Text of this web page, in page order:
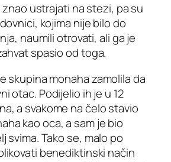
znao ustrajati na stezi, pa su
kojima nije bilo do
naumili otrovati, ali ga je
spasio od toga.
skupina monaha zamolila da
otac. Podijelio ih je u 12
a svakome na čelo stavio
kao oca, a sam je bio
svima. Tako se, malo po
benediktinski način